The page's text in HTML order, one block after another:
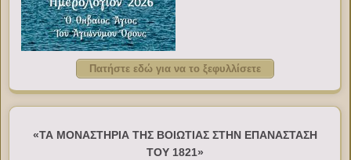
Πατήστε εδώ για να το ξεφυλλίσετε
«ΤΑ ΜΟΝΑΣΤΗΡΙΑ ΤΗΣ ΒΟΙΩΤΙΑΣ ΣΤΗΝ ΕΠΑΝΑΣΤΑΣΗ
ΤΟΥ 1821»